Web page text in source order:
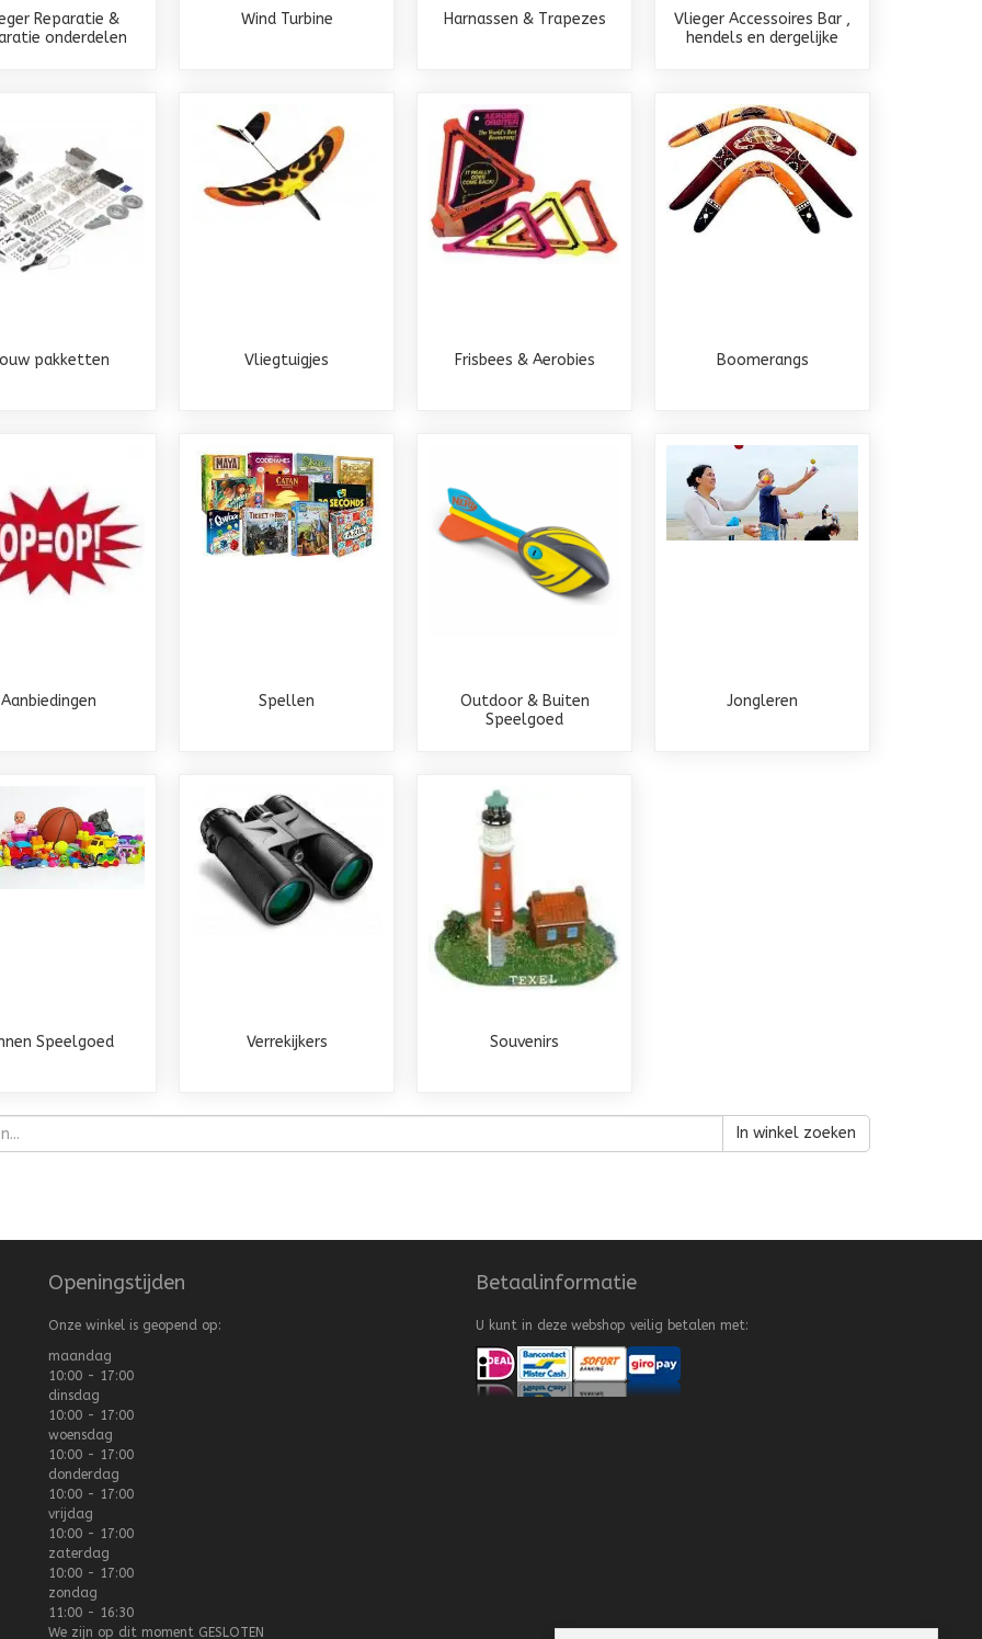
Reparatie &
onderdelen
Wind Turbine Harnassen & Trapezes
Vlieger Accessoires Bar ,
hendels en dergelijke
pakketten Vliegtuigjes Frisbees & Aerobies Boomerangs
Aanbiedingen Spellen
Outdoor & Buiten
Speelgoed
Jongleren
Speelgoed Verrekijkers Souvenirs
In winkel zoeken
Openingstijden
Onze winkel is geopend op:
maandag
10:00 - 17:00
dinsdag
10:00 - 17:00
woensdag
10:00 - 17:00
donderdag
10:00 - 17:00
vrijdag
10:00 - 17:00
zaterdag
10:00 - 17:00
zondag
11:00 - 16:30
We zijn op dit moment GESLOTEN
Betaalinformatie
U kunt in deze webshop veilig betalen met: